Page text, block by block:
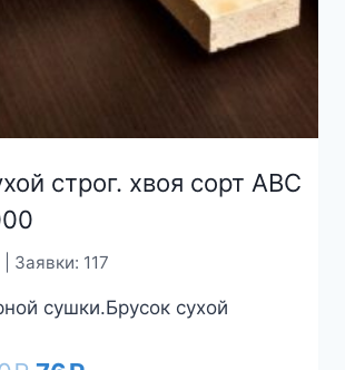
строг. хвоя сорт АВС
Заявки: 117
сушки.Брусок сухой